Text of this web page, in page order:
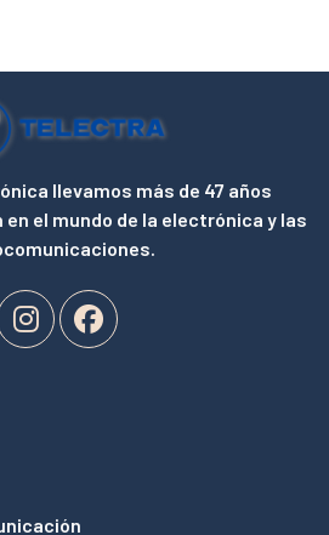
llevamos más de 47 años
el mundo de la electrónica y las